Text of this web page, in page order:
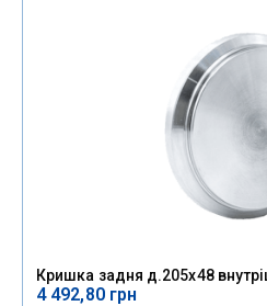
Кришка задня д.205х48
4 492,80 грн